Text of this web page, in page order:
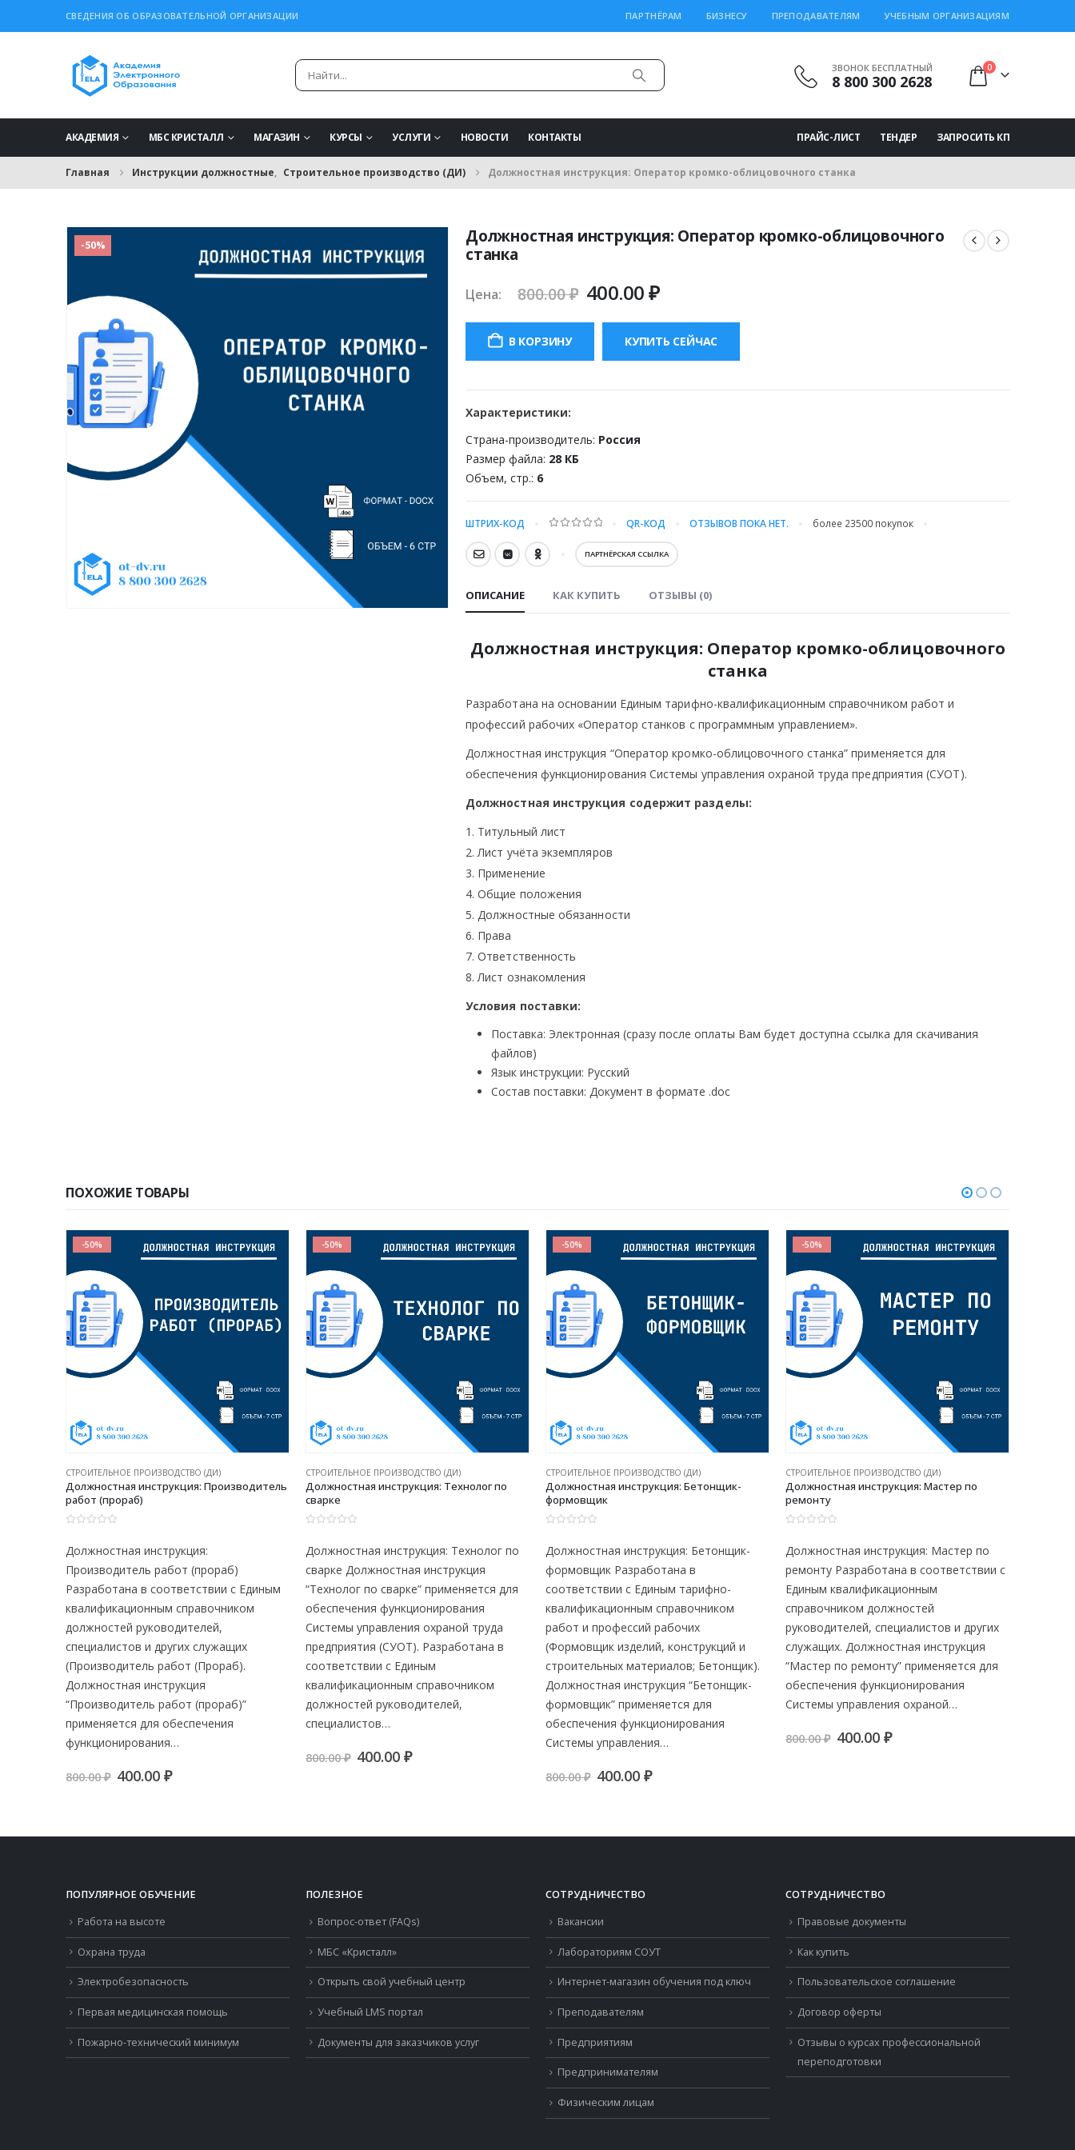
СВЕДЕНИЯ ОБ ОБРАЗОВАТЕЛЬНОЙ ОРГАНИЗАЦИИ ПАРТНЁРАМ БИЗНЕСУ ПРЕПОДАВАТЕЛЯМ УЧЕБНЫМ ОРГАНИЗАЦИЯМ
ЗВОНОК БЕСПЛАТНЫЙ
8 800 300 2628
0
АКАДЕМИЯ МБС КРИСТАЛЛ МАГАЗИН КУРСЫ УСЛУГИ НОВОСТИ КОНТАКТЫ ПРАЙС-ЛИСТ ТЕНДЕР ЗАПРОСИТЬ КП
Главная Инструкции должностные, Строительное производство (ДИ) Должностная инструкция: Оператор кромко-облицовочного станка
-50%
Должностная инструкция: Оператор кромко-облицовочного
станка
Цена: 800.00₽ Первоначальная
составляла
800.00 ₽.
400.00₽Текущая
400.00 ₽.
В КОРЗИНУ КУПИТЬ СЕЙЧАС
Характеристики:
Страна-производитель: Россия
Размер файла: 28 КБ
Объем, стр.: 6
ШТРИХ-КОД QR-КОД ОТЗЫВОВ ПОКА НЕТ. более 23500покупок
ПАРТНЁРСКАЯ ССЫЛКА
ОПИСАНИЕ КАК КУПИТЬ ОТЗЫВЫ (0)
Должностная инструкция: Оператор кромко-облицовочного
станка
Разработана на основании Единым тарифно-квалификационным справочником работ и
профессий рабочих «Оператор станков с программным управлением».
Должностная инструкция “Оператор кромко-облицовочного станка” применяется для
обеспечения функционирования Системы управления охраной труда предприятия (СУОТ).
Должностная инструкция содержит разделы:
1. Титульный лист
2. Лист учёта экземпляров
3. Применение
4. Общие положения
5. Должностные обязанности
6. Права
7. Ответственность
8. Лист ознакомления
Условия поставки:
Поставка: Электронная (сразу после оплаты Вам будет доступна ссылка для скачивания
файлов)
Язык инструкции: Русский
Состав поставки: Документ в формате .doc
ПОХОЖИЕ ТОВАРЫ
-50%
СТРОИТЕЛЬНОЕ ПРОИЗВОДСТВО (ДИ)
Должностная инструкция: Производитель
работ (прораб)
Должностная инструкция:
Производитель работ (прораб)
Разработана в соответствии с Единым
квалификационным справочником
должностей руководителей,
специалистов и других служащих
(Производитель работ (Прораб).
Должностная инструкция
“Производитель работ (прораб)”
применяется для обеспечения
функционирования…
800.00₽ Первоначальная
400.00₽Текущая
-50%
СТРОИТЕЛЬНОЕ ПРОИЗВОДСТВО (ДИ)
Должностная инструкция: Технолог по
сварке
Должностная инструкция: Технолог по
сварке Должностная инструкция
“Технолог по сварке” применяется для
обеспечения функционирования
Системы управления охраной труда
предприятия (СУОТ). Разработана в
соответствии с Единым
квалификационным справочником
должностей руководителей,
специалистов…
800.00₽ Первоначальная
400.00₽Текущая
-50%
СТРОИТЕЛЬНОЕ ПРОИЗВОДСТВО (ДИ)
Должностная инструкция: Бетонщик-
формовщик
Должностная инструкция: Бетонщик-
формовщик Разработана в
соответствии с Единым тарифно-
квалификационным справочником
работ и профессий рабочих
(Формовщик изделий, конструкций и
строительных материалов; Бетонщик).
Должностная инструкция “Бетонщик-
формовщик” применяется для
обеспечения функционирования
Системы управления…
800.00₽ Первоначальная
400.00₽Текущая
-50%
СТРОИТЕЛЬНОЕ ПРОИЗВОДСТВО (ДИ)
Должностная инструкция: Мастер по
ремонту
Должностная инструкция: Мастер по
ремонту Разработана в соответствии с
Единым квалификационным
справочником должностей
руководителей, специалистов и других
служащих. Должностная инструкция
“Мастер по ремонту” применяется для
обеспечения функционирования
Системы управления охраной…
800.00₽ Первоначальная
400.00₽Текущая
ПОПУЛЯРНОЕ ОБУЧЕНИЕ
Работа на высоте
Охрана труда
Электробезопасность
Первая медицинская помощь
Пожарно-технический минимум
ПОЛЕЗНОЕ
Вопрос-ответ (FAQs)
МБС «Кристалл»
Открыть свой учебный центр
Учебный LMS портал
Документы для заказчиков услуг
СОТРУДНИЧЕСТВО
Вакансии
Лабораториям СОУТ
Интернет-магазин обучения под ключ
Преподавателям
Предприятиям
Предпринимателям
Физическим лицам
СОТРУДНИЧЕСТВО
Правовые документы
Как купить
Пользовательское соглашение
Договор оферты
Отзывы о курсах профессиональной
переподготовки